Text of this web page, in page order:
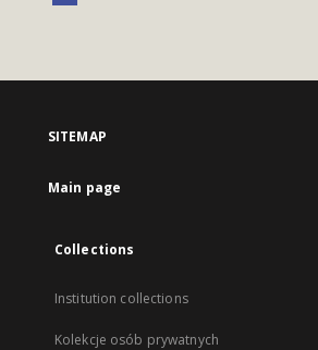
SITEMAP
Main page
Collections
Institution collections
Kolekcje osób prywatnych